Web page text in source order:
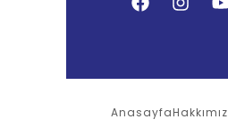
Anasayfa